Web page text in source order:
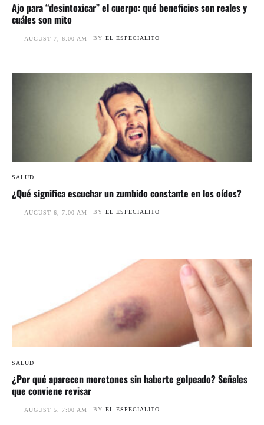
Ajo para “desintoxicar” el cuerpo: qué beneficios son reales y
cuáles son mito
AUGUST 7, 6:00 AM BY EL ESPECIALITO
SALUD
¿Qué significa escuchar un zumbido constante en los oídos?
AUGUST 6, 7:00 AM BY EL ESPECIALITO
SALUD
¿Por qué aparecen moretones sin haberte golpeado? Señales
que conviene revisar
AUGUST 5, 7:00 AM BY EL ESPECIALITO